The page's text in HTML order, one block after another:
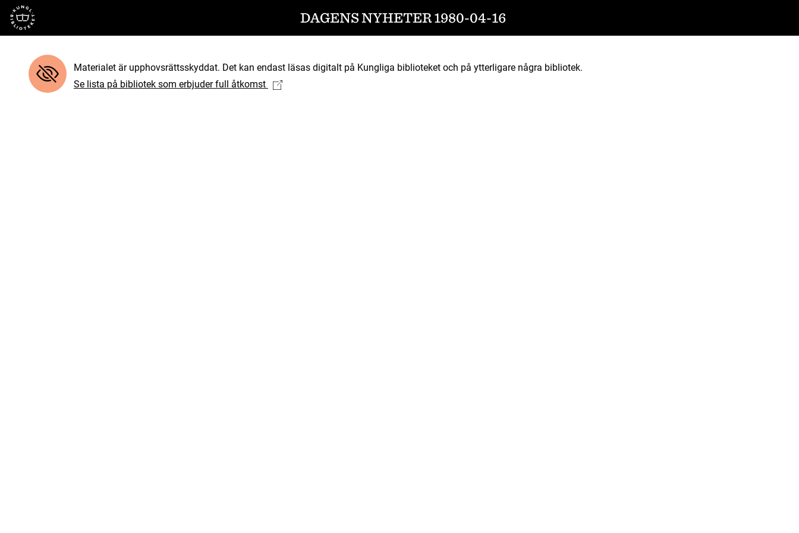
Till startsidan DAGENS NYHETER 1980-04-16
Materialet är upphovsrättsskyddat. Det kan endast läsas digitalt på Kungliga biblioteket och på ytterligare några bibliotek.
Se lista på bibliotek som erbjuder full åtkomst